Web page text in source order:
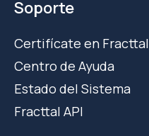
Soporte
Certifícate en Fracttal
Centro de Ayuda
Estado del Sistema
Fracttal API